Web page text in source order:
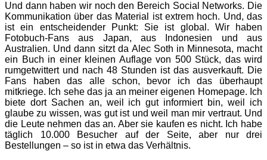
Und dann haben wir noch den Bereich Social Networks. Die
Kommunikation über das Material ist extrem hoch. Und, das
ist ein entscheidender Punkt: Sie ist global. Wir haben
Fotobuch-Fans aus Japan, aus Indonesien und aus
Australien. Und dann sitzt da Alec Soth in Minnesota, macht
ein Buch in einer kleinen Auflage von 500 Stück, das wird
rumgetwittert und nach 48 Stunden ist das ausverkauft. Die
Fans haben das alle schon, bevor ich das überhaupt
mitkriege. Ich sehe das ja an meiner eigenen Homepage. Ich
biete dort Sachen an, weil ich gut informiert bin, weil ich
glaube zu wissen, was gut ist und weil man mir vertraut. Und
die Leute nehmen das an. Aber sie kaufen es nicht. Ich habe
täglich 10.000 Besucher auf der Seite, aber nur drei
Bestellungen – so ist in etwa das Verhältnis.